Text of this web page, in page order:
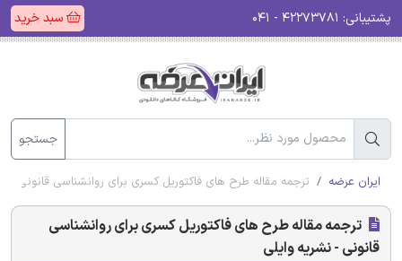
پشتیبانی: سبد خرید
جستجو
ایران عرضه ترجمه مقاله طرح های فاکتوریل کسری برای روانشناسی قانونی -
ترجمه مقاله طرح های فاکتوریل کسری برای روانشناسی
قانونی - نشریه وایلی